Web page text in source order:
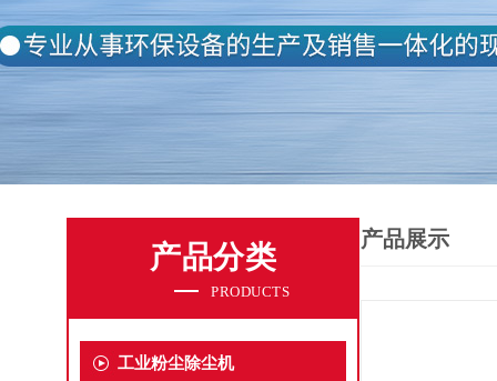
产品分类
PRODUCTS
工业粉尘除尘机
产品展示